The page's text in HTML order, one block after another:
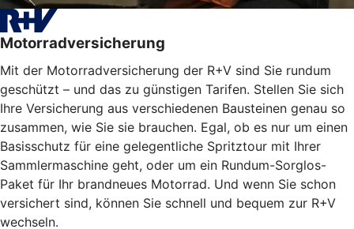
Motorradversicherung
Mit der Motorradversicherung der R+V sind Sie rundum
geschützt – und das zu günstigen Tarifen. Stellen Sie sich
Ihre Versicherung aus verschiedenen Bausteinen genau so
zusammen, wie Sie sie brauchen. Egal, ob es nur um einen
Basisschutz für eine gelegentliche Spritztour mit Ihrer
Sammlermaschine geht, oder um ein Rundum-Sorglos-
Paket für Ihr brandneues Motorrad. Und wenn Sie schon
versichert sind, können Sie schnell und bequem zur R+V
wechseln.